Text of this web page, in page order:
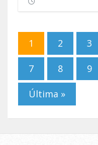
Páginas
1 2 3
7 8 9
Última »